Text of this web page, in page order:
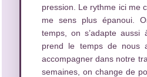
pression. Le rythme ici me
me sens plus épanoui.
temps, on s’adapte aussi
prend le temps de nous
accompagner dans notre
semaines, on change de